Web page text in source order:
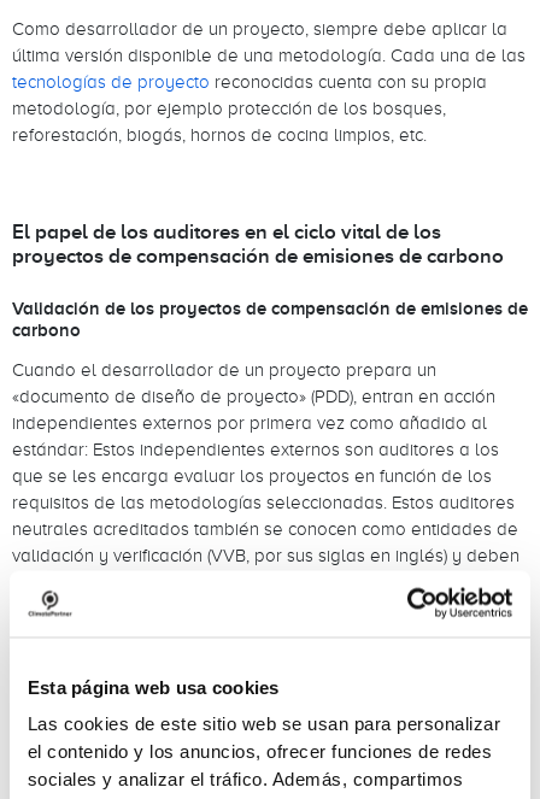
Esta página web usa cookies
Las cookies de este sitio web se usan para personalizar
el contenido y los anuncios, ofrecer funciones de redes
sociales y analizar el tráfico. Además, compartimos
Como desarrollador de un proyecto, siempre debe aplicar la
última versión disponible de una metodología. Cada una de las
tecnologías de proyecto reconocidas cuenta con su propia
metodología, por ejemplo protección de los bosques,
reforestación, biogás, hornos de cocina limpios, etc.
El papel de los auditores en el ciclo vital de los
proyectos de compensación de emisiones de carbono
Validación de los proyectos de compensación de emisiones de
carbono
Cuando el desarrollador de un proyecto prepara un
«documento de diseño de proyecto» (PDD), entran en acción
independientes externos por primera vez como añadido al
estándar: Estos independientes externos son auditores a los
que se les encarga evaluar los proyectos en función de los
requisitos de las metodologías seleccionadas. Estos auditores
neutrales acreditados también se conocen como entidades de
validación y verificación (VVB, por sus siglas en inglés) y deben
estar aprobados por el registro. Algunos ejemplos son TUV
North/South, S&A Carbon LLC. O SCS Global Services.
la validación exitosa, el proyecto se puede consignar en el
registro del estándar.
A continuación, el desarrollador del proyecto comienza la
implementación del mismo y a la vez se inicia la primera fase